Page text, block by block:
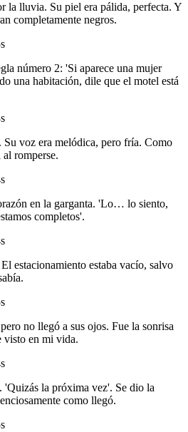
la lluvia. Su piel era pálida, perfecta. Y
completamente negros.
s
número 2: 'Si aparece una mujer
una habitación, dile que el motel está
s
voz era melódica, pero fría. Como
romperse.
s
en la garganta. 'Lo… lo siento,
completos'.
s
estacionamiento estaba vacío, salvo
s
no llegó a sus ojos. Fue la sonrisa
visto en mi vida.
s
'Quizás la próxima vez'. Se dio la
como llegó.
s